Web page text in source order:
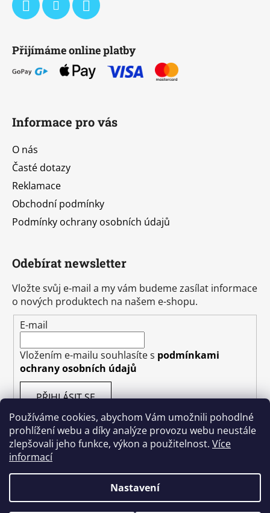
Používáme cookies, abychom Vám umožnili pohodlné
prohlížení webu a díky analýze provozu webu neustále
zlepšovali jeho funkce, výkon a použitelnost. Více
informací
Nastavení
Přijímáme online platby
Informace pro vás
O nás
Časté dotazy
Reklamace
Obchodní podmínky
Podmínky ochrany osobních údajů
Odebírat newsletter
Vložte svůj e-mail a my vám budeme zasílat informace
o nových produktech na našem e-shopu.
E-mail
Vložením e-mailu souhlasíte s podmínkami
ochrany osobních údajů
PŘIHLÁSIT SE
Vytvořil Shoptet
Copyright 2026Kakishop.cz. Všechna práva